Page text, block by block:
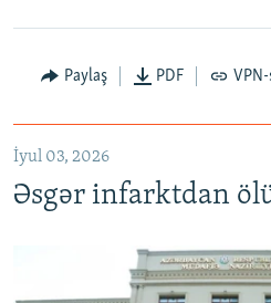
Auto 240p
720p
Paylaş PDF
İyul 03, 2026
Əsgər infarktdan